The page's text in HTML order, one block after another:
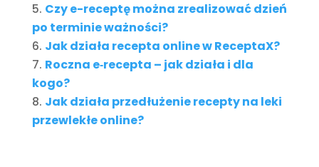
Czy e-receptę można zrealizować dzień
po terminie ważności?
Jak działa recepta online w ReceptaX?
Roczna e‑recepta – jak działa i dla
kogo?
Jak działa przedłużenie recepty na leki
przewlekłe online?